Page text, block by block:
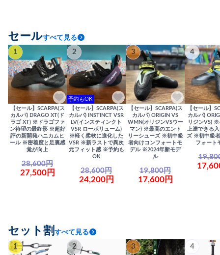
セールすべて見る
1
【セール】SCARPA(ス
カルパ) DRAGO XT(ド
ラゴ XT) ※ドラゴファ
ン待望の最終形 ※超好
評の新開発ハニカムヒ
ール ※密着度と足裏感
覚が向上
28,600円
27,500円
2
予約もOK
【セール】SCARPA(ス
カルパ) INSTINCT VSR
LV(インスティンクト
VSR ローボリューム)
※軽く柔軟に進化した
VSR ※新ラストで異次
元フィット感 ※予約も
OK
28,600円
24,200円
3
【セール】SCARPA(ス
カルパ) ORIGIN VS
WMN(オリジンVSウー
マン) ※最高のエント
リーシューズ ※初中級
者向けコンフォートモ
デル ※2024年新モデ
ル
19,800円
17,600円
4
【セール】
カルパ)
リジンVS) ※
上達できる
ズ ※初中級
フォート
セット割 すべて見る
1 2 3 4